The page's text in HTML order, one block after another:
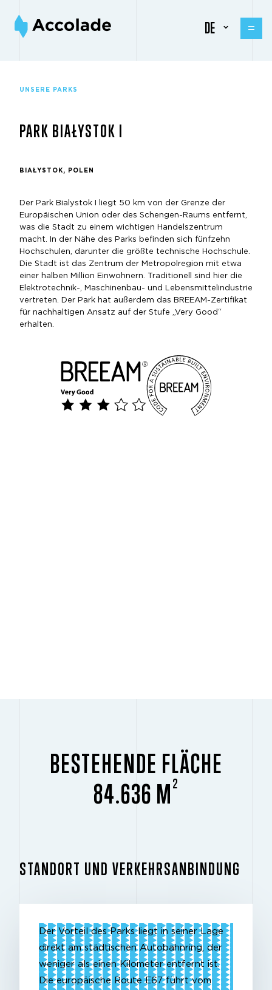
DE
UNSERE PARKS
PARK BIAŁYSTOK I
BIAŁYSTOK, POLEN
Der Park Bialystok I liegt 50 km von der Grenze der
Europäischen Union oder des Schengen-Raums entfernt,
was die Stadt zu einem wichtigen Handelszentrum
macht. In der Nähe des Parks befinden sich fünfzehn
Hochschulen, darunter die größte technische Hochschule.
Die Stadt ist das Zentrum der Metropolregion mit etwa
einer halben Million Einwohnern. Traditionell sind hier die
Elektrotechnik-, Maschinenbau- und Lebensmittelindustrie
vertreten. Der Park hat außerdem das BREEAM-Zertifikat
für nachhaltigen Ansatz auf der Stufe „Very Good“
erhalten.
BESTEHENDE FLÄCHE
84.636 M 2
STANDORT UND VERKEHRSANBINDUNG
Der Vorteil des Parks liegt in seiner Lage
direkt am städtischen Autobahnring, der
weniger als einen Kilometer entfernt ist.
Die europäische Route E67 führt vom